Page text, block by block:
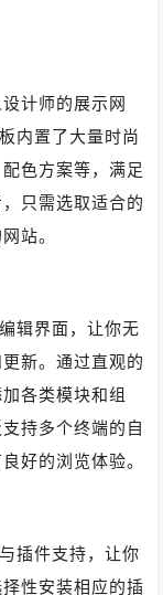
计师的展示网
内置了大量时尚
色方案等，满足
只需选取适合的
站。
辑界面，让你无
新。通过直观的
各类模块和组
持多个终端的自
好的浏览体验。
插件支持，让你
性安装相应的插